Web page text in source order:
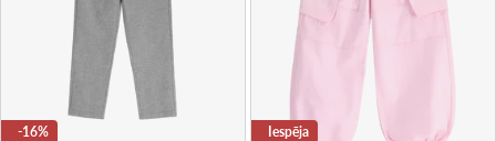
-16% Iespēja